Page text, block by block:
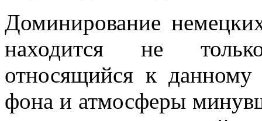
Доминирование
находится не
относящийся к
фона и атмосферы